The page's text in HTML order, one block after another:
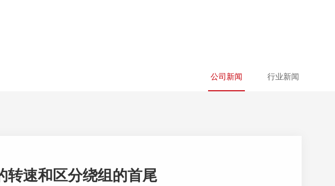
公司新闻 行业新闻
转速和区分绕组的首尾